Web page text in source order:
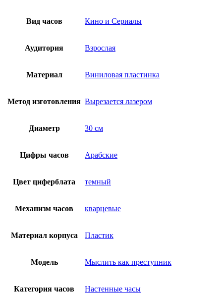
Вид часов Кино и Сериалы
Аудитория Взрослая
Материал Виниловая пластинка
Метод изготовления Вырезается лазером
Диаметр 30 см
Цифры часов Арабские
Цвет циферблата темный
Механизм часов кварцевые
Материал корпуса Пластик
Модель Мыслить как преступник
Категория часов Настенные часы